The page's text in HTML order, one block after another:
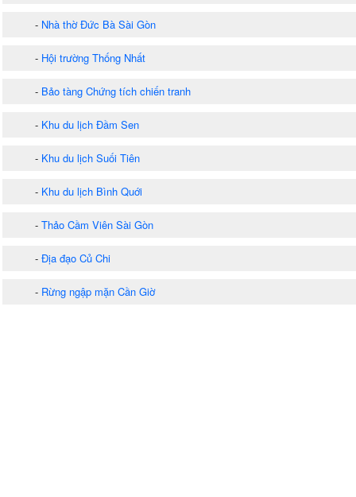
- Nhà thờ Đức Bà Sài Gòn
- Hội trường Thống Nhất
- Bảo tàng Chứng tích chiến tranh
- Khu du lịch Đầm Sen
- Khu du lịch Suối Tiên
- Khu du lịch Bình Quới
- Thảo Cầm Viên Sài Gòn
- Địa đạo Củ Chi
- Rừng ngập mặn Cần Giờ